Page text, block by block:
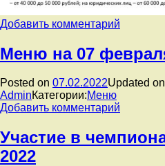
Добавить комментарий
Меню на 07
Posted on 07.02.2022Updated on
AdminКатегории:Меню
Добавить комментарий
Меню
на
Участие в
2022